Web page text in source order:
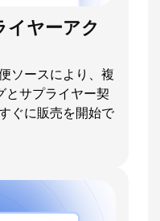
イヤーアク
ソースにより、複
とサプライヤー契
ぐに販売を開始で